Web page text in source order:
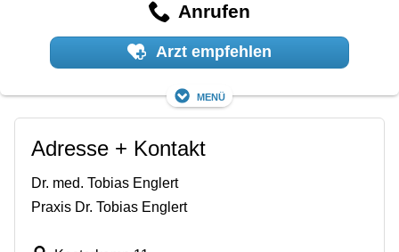
Anrufen
Arzt empfehlen
Menü
Adresse + Kontakt
Dr. med. Tobias Englert
Praxis Dr. Tobias Englert